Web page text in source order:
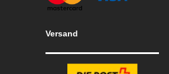
Versand